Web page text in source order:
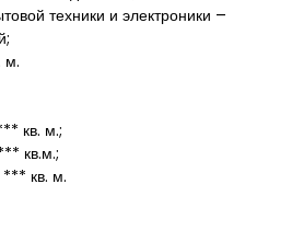
техники и электроники –
м.
кв. м.;
кв.м.;
кв. м.